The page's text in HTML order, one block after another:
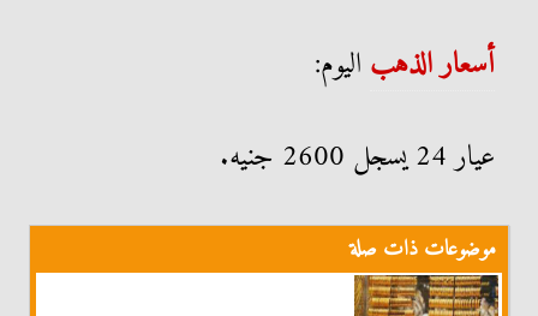
أسعار الذهب اليوم:
عيار 24 يسجل 2600 جنيه.
موضوعات ذات صلة